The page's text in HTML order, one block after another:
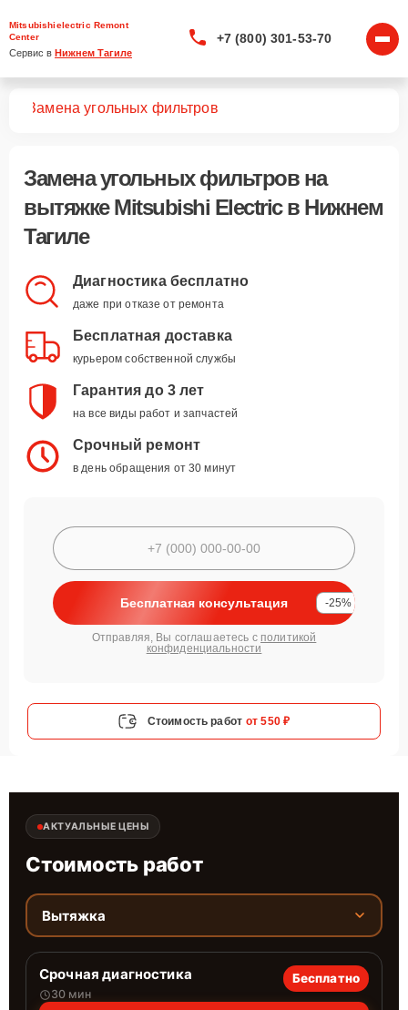
Mitsubishielectric Remont
Center
Сервис в Нижнем Тагиле
+7 (800) 301-53-70
Замена угольных фильтров
Замена угольных фильтровна
вытяжке Mitsubishi Electric в Нижнем
Тагиле
Диагностика бесплатно
даже при отказе от ремонта
Бесплатная доставка
курьером собственной службы
Гарантия до 3 лет
на все виды работ и запчастей
Срочный ремонт
в день обращения от 30 минут
Бесплатная консультация -25%
Отправляя, Вы соглашаетесь с политикой
конфиденциальности
Стоимость работ от 550 ₽
АКТУАЛЬНЫЕ ЦЕНЫ
Стоимость работ
Вытяжка
Срочная диагностика
30 мин
Бесплатно